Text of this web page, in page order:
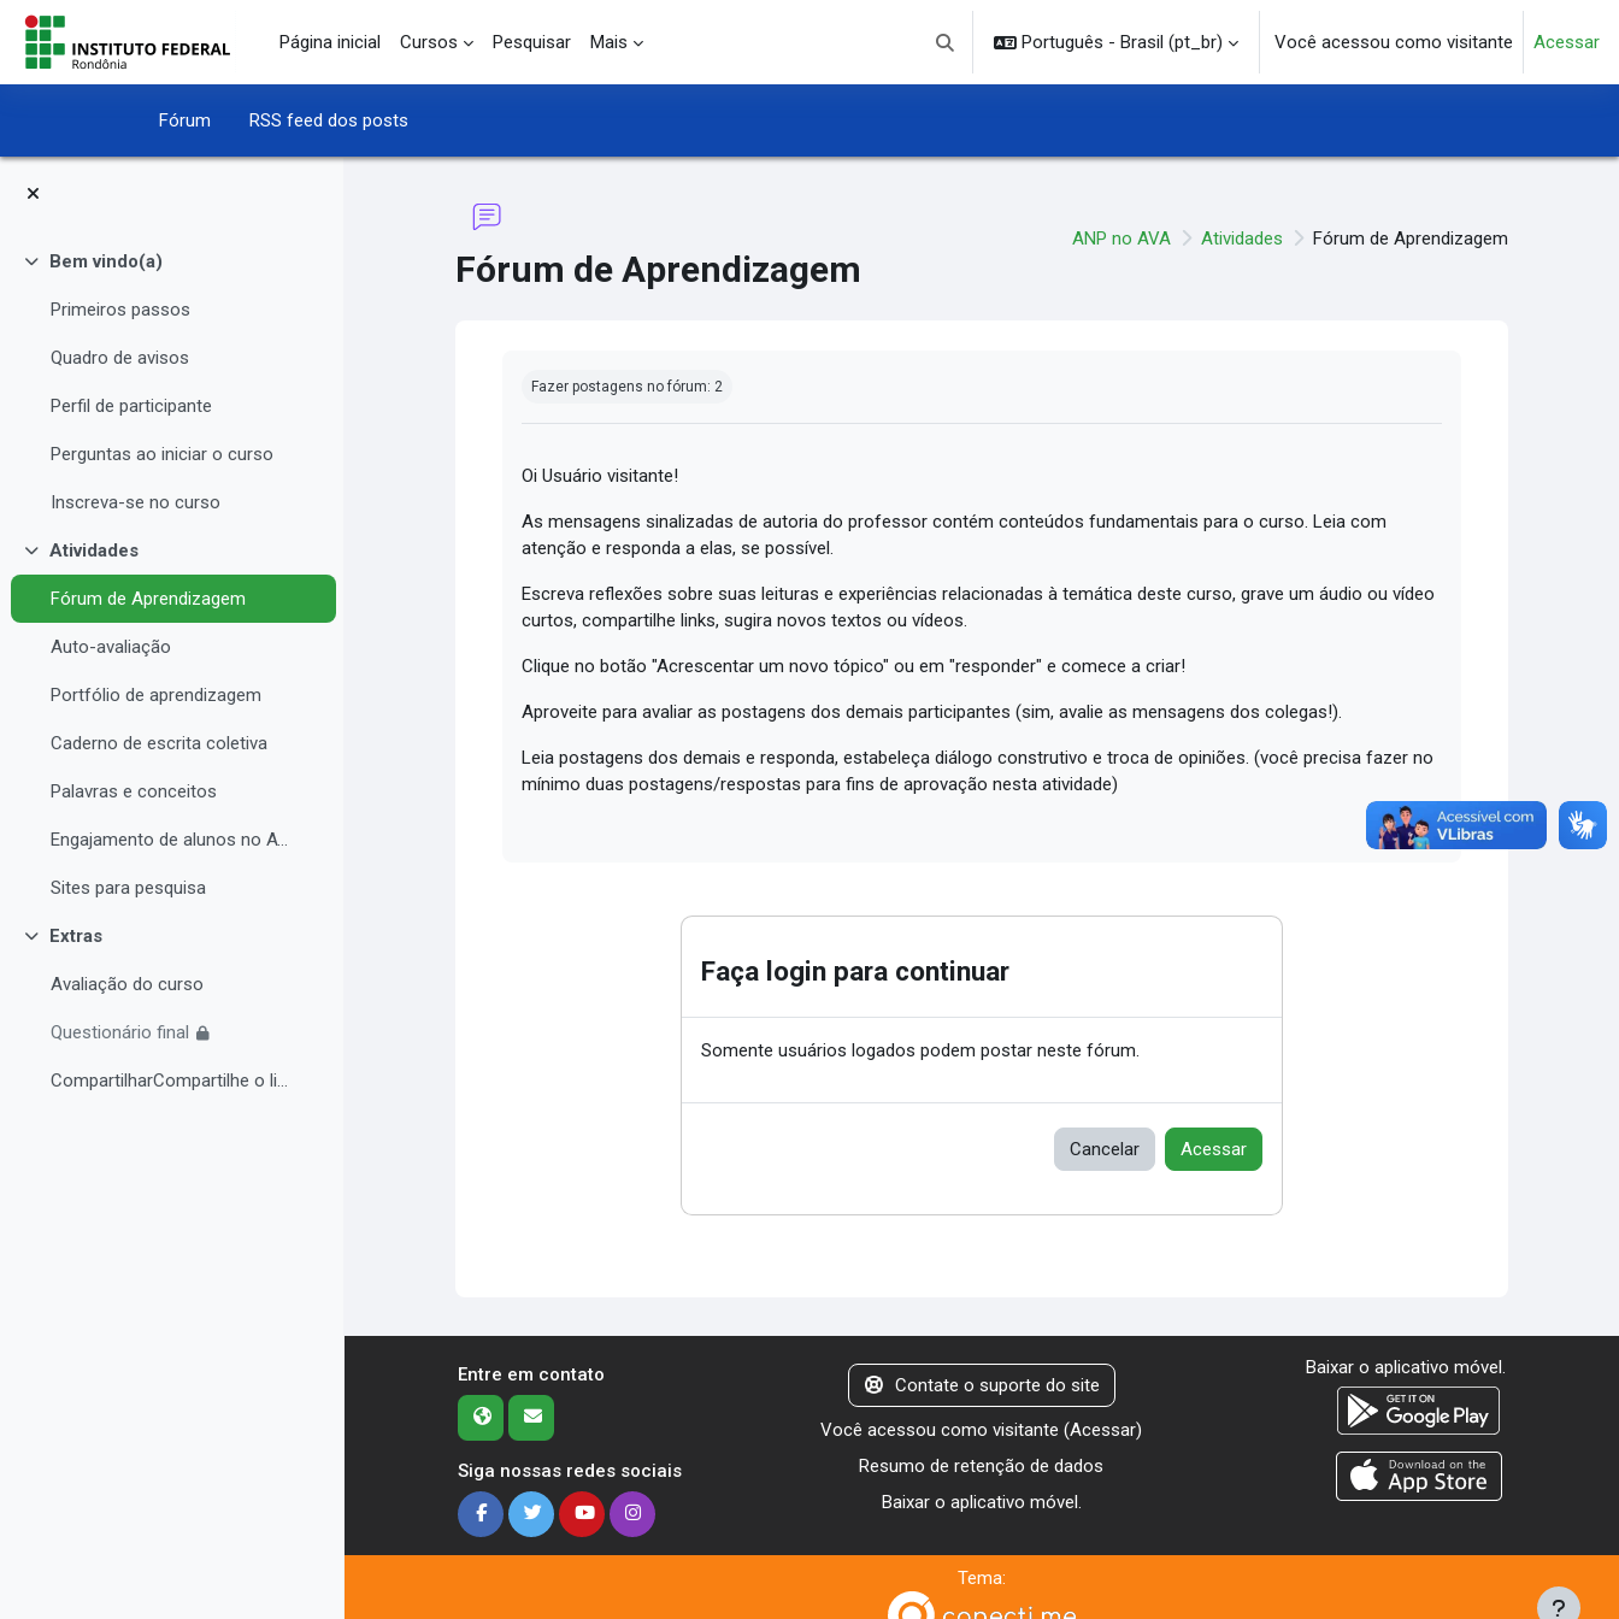
Ir para o conteúdo principal
Página inicial
Cursos Pesquisar Mais
Alternar entrada de pesquisa
Português - Brasil ‎(pt_br)‎ Você acessou como visitante Acessar
Fórum RSS feed dos posts
Contrair
Bem vindo(a)
Primeiros passos
Quadro de avisos
Perfil de participante
Perguntas ao iniciar o curso
Inscreva-se no curso
Contrair
Atividades
Fórum de Aprendizagem
Auto-avaliação
Portfólio de aprendizagem
Caderno de escrita coletiva
Palavras e conceitos
Engajamento de alunos no AVA e Desempenho Acadêmico
Sites para pesquisa
Contrair
Extras
Avaliação do curso
Questionário final
CompartilharCompartilhe o link do curso em suas re...
Fórum de Aprendizagem
ANP no AVA Atividades Fórum de Aprendizagem
Fazer postagens no fórum: 2
Oi Usuário visitante!
As mensagens sinalizadas de autoria do professor contém conteúdos fundamentais para o curso. Leia com
atenção e responda a elas, se possível.
Escreva reflexões sobre suas leituras e experiências relacionadas à temática deste curso, grave um áudio ou vídeo
curtos, compartilhe links, sugira novos textos ou vídeos.
Clique no botão "Acrescentar um novo tópico" ou em "responder" e comece a criar!
Aproveite para avaliar as postagens dos demais participantes (sim, avalie as mensagens dos colegas!).
Leia postagens dos demais e responda, estabeleça diálogo construtivo e troca de opiniões. (você precisa fazer no
mínimo duas postagens/respostas para fins de aprovação nesta atividade)
Faça login para continuar
Somente usuários logados podem postar neste fórum.
Cancelar Acessar
Entre em contato
Siga nossas redes sociais
Contate o suporte do site
Você acessou como visitante (Acessar)
Resumo de retenção de dados
Baixar o aplicativo móvel.
Baixar o aplicativo móvel.
Tema: